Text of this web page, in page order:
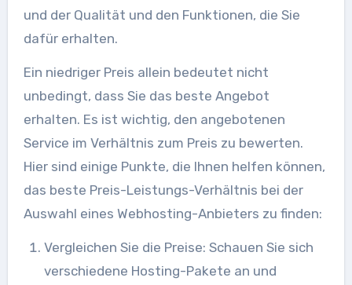
und der Qualität und den Funktionen, die Sie
dafür erhalten.
Ein niedriger Preis allein bedeutet nicht
unbedingt, dass Sie das beste Angebot
erhalten. Es ist wichtig, den angebotenen
Service im Verhältnis zum Preis zu bewerten.
Hier sind einige Punkte, die Ihnen helfen können,
das beste Preis-Leistungs-Verhältnis bei der
Auswahl eines Webhosting-Anbieters zu finden:
Vergleichen Sie die Preise: Schauen Sie sich
verschiedene Hosting-Pakete an und